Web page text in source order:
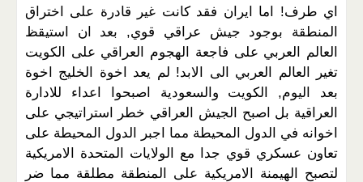
اي طرف! اما ايران فقد كانت غير قادرة على اختراق
المنطقة بوجود جيش عراقي قوي, بعد ان استيقظ
العالم العربي على فاجعة الهجوم العراقي على الكويت
تغير العالم العربي الى الابد! لم يعد اخوة الخليج اخوة
بعد اليوم, الكويت والسعودية اصبحوا اعداء للادارة
العراقية بل اصبح الجيش العراقي خطر استراتيجي على
اخوانه في الدول المحيطة مما اجبر الدول المحيطة على
تعاون عسكري قوي جدا مع الولايات المتحدة الامريكية
لتصبح الهيمنة الامريكية على المنطقة مطلقة مما ضر